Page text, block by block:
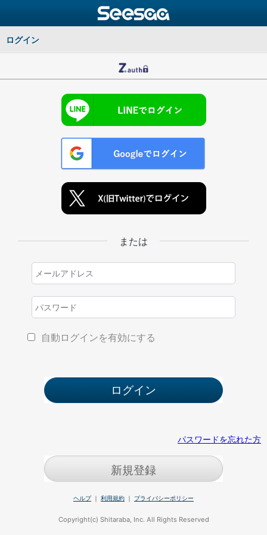
ログイン
または
自動ログインを有効にする
パスワードを忘れた方
新規登録
ヘルプ｜ 利用規約 ｜ プライバシーポリシー
Copyright(c) Shitaraba, Inc. All Rights Reserved